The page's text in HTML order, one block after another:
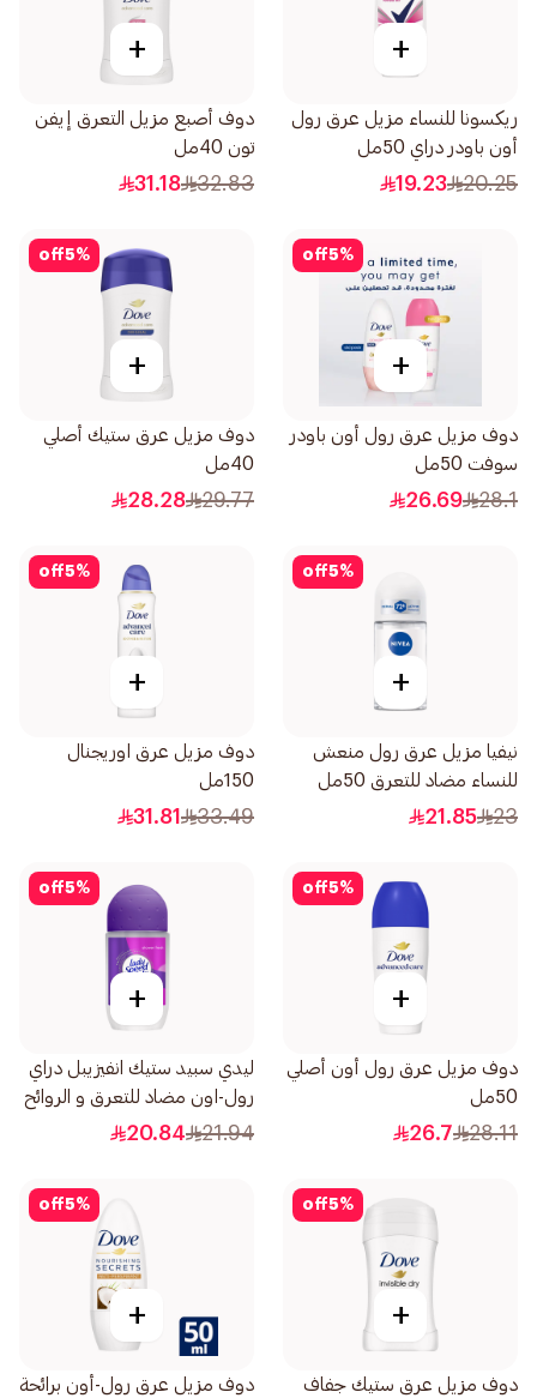
+
ريكسونا للنساء مزيل عرق رول
أون باودر دراي 50مل
20.25
19.23
+
دوف أصبع مزيل التعرق إيفن
تون 40مل
32.83
31.18
5%
off
+
دوف مزيل عرق رول أون باودر
سوفت 50مل
28.1
26.69
5%
off
+
دوف مزيل عرق ستيك أصلي
40مل
29.77
28.28
5%
off
+
نيفيا مزيل عرق رول منعش
للنساء مضاد للتعرق 50مل
23
21.85
5%
off
+
دوف مزيل عرق اوريجنال
150مل
33.49
31.81
5%
off
+
دوف مزيل عرق رول أون أصلي
50مل
28.11
26.7
5%
off
+
ليدي سبيد ستيك انفيزيبل دراي
رول-اون مضاد للتعرق و الروائح
الغير محببة شاور فريش 50مل
21.94
20.84
5%
off
+
دوف مزيل عرق ستيك جفاف
5%
off
+
دوف مزيل عرق رول-أون برائحة